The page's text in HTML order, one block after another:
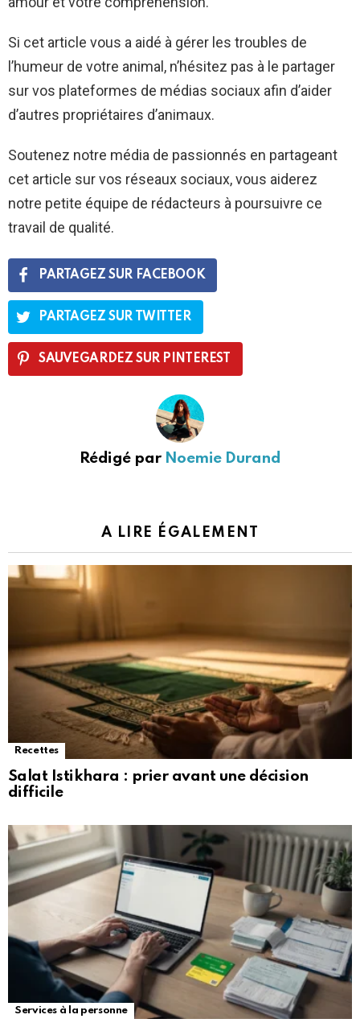
Si cet article vous a aidé à gérer les troubles de
l’humeur de votre animal, n’hésitez pas à le partager
sur vos plateformes de médias sociaux afin d’aider
d’autres propriétaires d’animaux.
Soutenez notre média de passionnés en partageant
cet article sur vos réseaux sociaux, vous aiderez
notre petite équipe de rédacteurs à poursuivre ce
travail de qualité.
PARTAGEZ SUR FACEBOOK
PARTAGEZ SUR TWITTER
SAUVEGARDEZ SUR PINTEREST
Rédigé par Noemie Durand
A LIRE ÉGALEMENT
Recettes
Salat Istikhara : prier avant une décision
difficile
Services à la personne